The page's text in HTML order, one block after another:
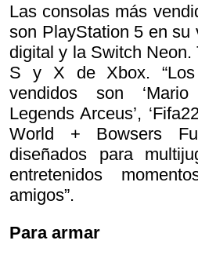
Las consolas más
son PlayStation 5 en su
digital y la Switch Neon.
S y X de Xbox. “Los
vendidos son ‘Mario
Legends Arceus’,
World + Bowsers
diseñados para
entretenidos
amigos”.
Para armar